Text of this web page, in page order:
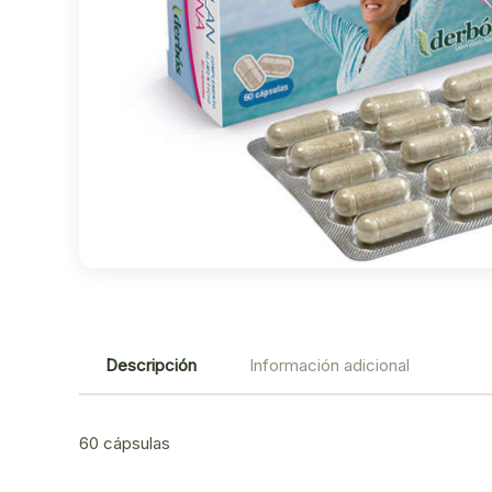
Descripción Información adicional
60 cápsulas